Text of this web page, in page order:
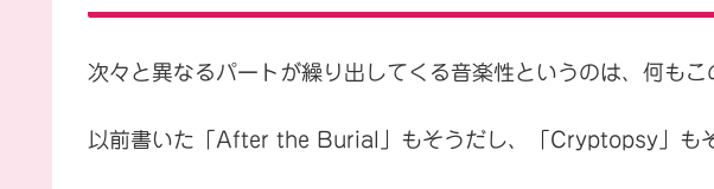
次々と異なるパートが繰り出してくる音楽性というのは、何もこ
以前書いた「After the Burial」もそうだし、「Cryptopsy」も